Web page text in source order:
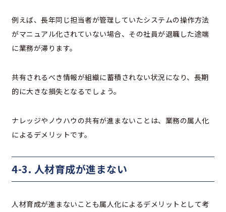
例えば、長年同じ担当者が管理していたシステムの操作方法
がマニュアル化されていない場合、その社員が退職した途端
に業務が滞ります。
共有されるべき情報が組織に蓄積されない状況になり、長期
的に大きな損失となるでしょう。
ナレッジやノウハウの共有が進まないことは、業務の属人化
によるデメリットです。
4-3. 人材育成が進まない
人材育成が進まないことも属人化によるデメリットとして考